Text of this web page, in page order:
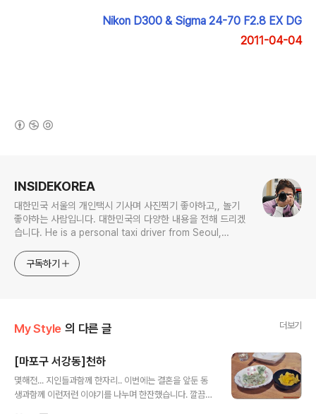
Nikon D300 & Sigma 24-70 F2.8 EX DG
2011-04-04
INSIDEKOREA
대한민국 서울의 개인택시 기사며 사진찍기 좋아하고,, 놀기
좋아하는 사람입니다. 대한민국의 다양한 내용을 전해 드리겠
습니다. He is a personal taxi driver from Seoul,
play. I will give you various contents of Korea.
구독하기
My Style 의 다른 글 더보기
[마포구 서강동]천하
몇해전... 지인들과함께 한자리.. 이번에는 결혼을 앞둔 동
생과함께 이런저런 이야기를 나누며 한잔했습니다. 깔끔한